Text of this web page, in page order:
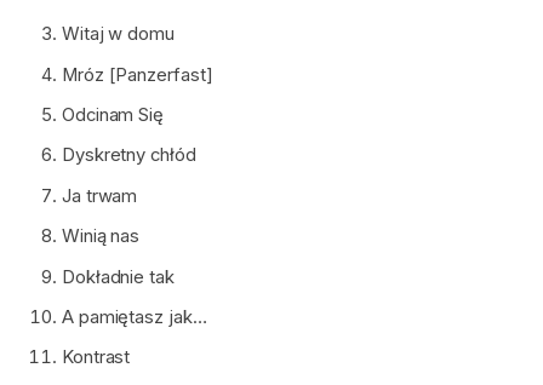
Witaj w domu
Mróz [Panzerfast]
Odcinam Się
Dyskretny chłód
Ja trwam
Winią nas
Dokładnie tak
A pamiętasz jak…
Kontrast